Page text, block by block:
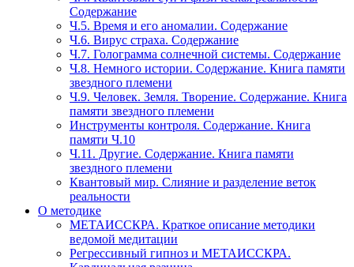
Содержание
Ч.5. Время и его аномалии. Содержание
Ч.6. Вирус страха. Содержание
Ч.7. Голограмма солнечной системы. Содержание
Ч.8. Немного истории. Содержание. Книга памяти
звездного племени
Ч.9. Человек. Земля. Творение. Содержание. Книга
памяти звездного племени
Инструменты контроля. Содержание. Книга
памяти Ч.10
Ч.11. Другие. Содержание. Книга памяти
звездного племени
Квантовый мир. Слияние и разделение веток
реальности
О методике
МЕТАИССКРА. Краткое описание методики
ведомой медитации
Регрессивный гипноз и МЕТАИССКРА.